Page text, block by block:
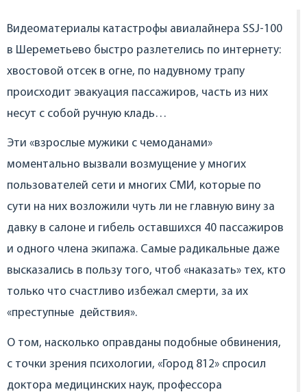
Видеоматериалы катастрофы авиалайнера SSJ-100
в Шереметьево быстро разлетелись по интернету:
хвостовой отсек в огне, по надувному трапу
происходит эвакуация пассажиров, часть из них
несут с собой ручную кладь…
Эти «взрослые мужики с чемоданами»
моментально вызвали возмущение у многих
пользователей сети и многих СМИ, которые по
сути на них возложили чуть ли не главную вину за
давку в салоне и гибель оставшихся 40 пассажиров
и одного члена экипажа. Самые радикальные даже
высказались в пользу того, чтоб «наказать» тех, кто
только что счастливо избежал смерти, за их
«преступные действия».
О том, насколько оправданы подобные обвинения,
с точки зрения психологии, «Город 812» спросил
доктора медицинских наук, профессора